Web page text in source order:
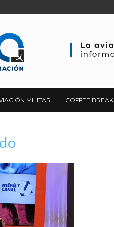
MILITAR COFFEE BREAK